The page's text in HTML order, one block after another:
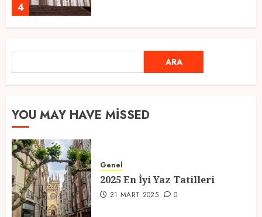
4
Ramazan Ayı 2025: Manevi
Atmosfer ve Özel Hazırlıklar
1
21 MART 2025
ARA
YOU MAY HAVE MISSED
Genel
2025 En İyi Yaz Tatilleri
21 MART 2025 0